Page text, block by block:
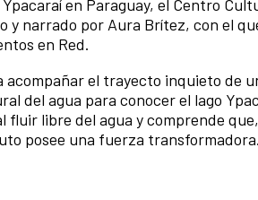
en Paraguay, el Centro
y narrado por Aura Brítez, con el
en Red.
el trayecto inquieto de
del agua para conocer el lago
fluir libre del agua y comprende
posee una fuerza transformadora.